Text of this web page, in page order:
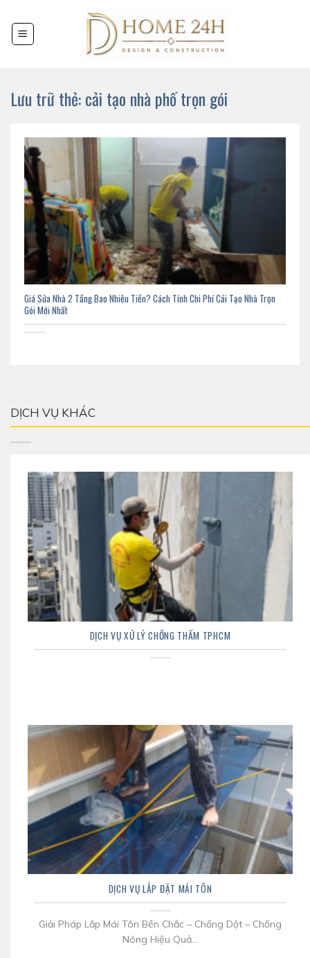
đến
nội
Lưu trữ thẻ:cải tạo nhà phố trọn gói
Giá Sửa Nhà 2 Tầng Bao Nhiêu Tiền? Cách Tính Chi Phí Cải Tạo Nhà Trọn
Gói Mới Nhất
DỊCH VỤ KHÁC
DỊCH VỤ XỬ LÝ CHỐNG THẤM TPHCM
DỊCH VỤ LẮP ĐẶT MÁI TÔN
Giải Pháp Lắp Mái Tôn Bền Chắc – Chống Dột – Chống
Nóng Hiệu Quả...